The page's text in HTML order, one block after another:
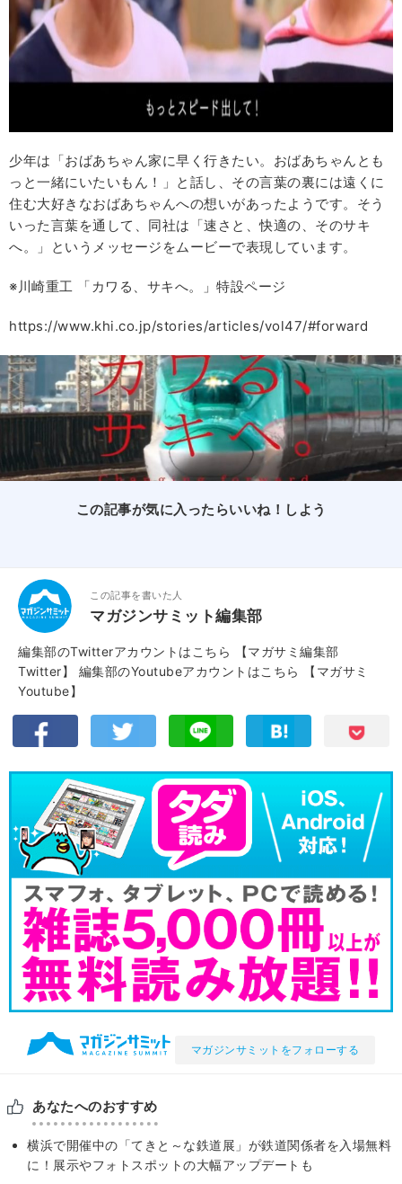
少年は「おばあちゃん家に早く行きたい。おばあちゃんとも
っと一緒にいたいもん！」と話し、その言葉の裏には遠くに
住む大好きなおばあちゃんへの想いがあったようです。そう
いった言葉を通して、同社は「速さと、快適の、そのサキ
へ。」というメッセージをムービーで表現しています。
※川崎重工 「カワる、サキへ。」特設ページ
https://www.khi.co.jp/stories/articles/vol47/#forward
この記事が気に入ったらいいね！しよう
この記事を書いた人
マガジンサミット編集部
編集部のTwitterアカウントはこちら
【マガサミ編集部
Twitter】
編集部のYoutubeアカウントはこちら
【マガサミ
Youtube】
マガジンサミットをフォローする
あなたへのおすすめ
横浜で開催中の「てきと～な鉄道展」が鉄道関係者を入場無料
に！展示やフォトスポットの大幅アップデートも